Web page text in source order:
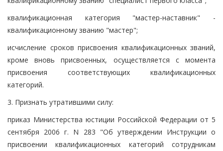
квалификационная категория "мастер-наставник" -
квалификационному званию "мастер";
исчисление сроков присвоения квалификационных званий,
кроме вновь присвоенных, осуществляется с момента
присвоения соответствующих квалификационных
категорий.
3. Признать утратившими силу:
приказ Министерства юстиции Российской Федерации от 5
сентября 2006 г. N 283 "Об утверждении Инструкции о
присвоении квалификационных категорий сотрудникам